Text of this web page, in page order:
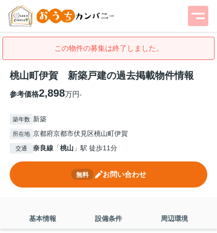
この物件の募集は終了しました。
桃山町伊賀 新築戸建の過去掲載物件情報
参考価格2,898万円-
築年数 新築
所在地 京都府京都市伏見区桃山町伊賀
交通 奈良線 「桃山 」駅 徒歩11分
無料 お問い合わせ
基本情報 設備条件 周辺環境